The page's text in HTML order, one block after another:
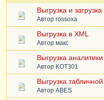
Выгрузка и
Автор rossoxa
Выгрузка в XML
Автор макс
Выгрузка
Автор KOT301
Выгрузка
Автор ABES